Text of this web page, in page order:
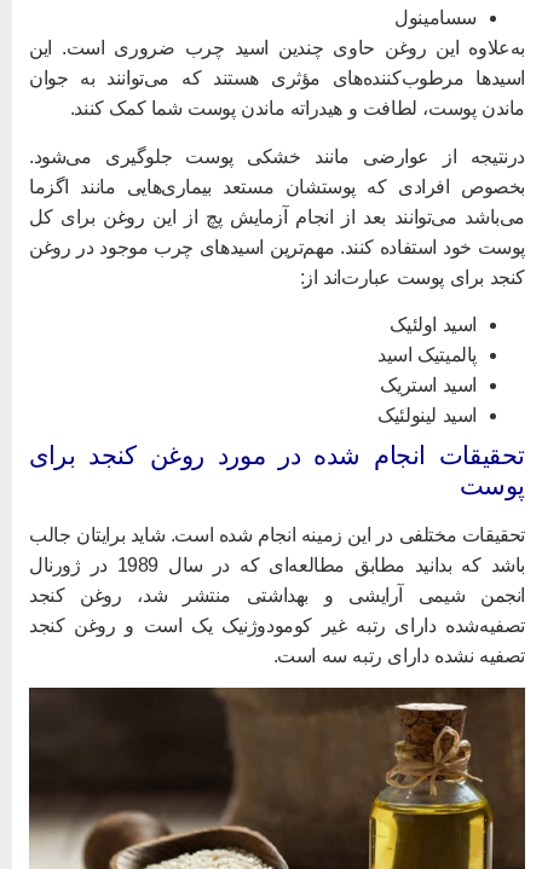
سسامینول
این روغن حاوی چندین اسید چرب ضروری است. این
مرطوب‌کننده‌های مؤثری هستند که می‌توانند به جوان
پوست، لطافت و هیدراته ماندن پوست شما کمک کنند.
از عوارضی مانند خشکی پوست جلوگیری می‌شود.
افرادی که پوستشان مستعد بیماری‌هایی مانند اگزما
می‌توانند بعد از انجام آزمایش پچ از این روغن برای کل
خود استفاده کنند. مهم‌ترین اسیدهای چرب موجود در روغن
برای پوست عبارت‌اند از:
اسید اولئیک
پالمیتیک اسید
اسید استریک
اسید لینولئیک
انجام شده در مورد روغن کنجد برای
مختلفی در این زمینه انجام شده است. شاید برایتان جالب
باشد که بدانید مطابق مطالعه‌ای که در سال 1989 در ژورنال
شیمی آرایشی و بهداشتی منتشر شد، روغن کنجد
دارای رتبه غیر کومودوژنیک یک است و روغن کنجد
نشده دارای رتبه سه است.